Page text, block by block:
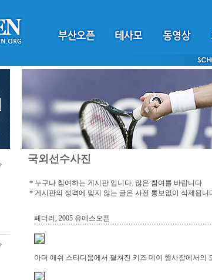
국외선수사진
＊누구나 참여하는 게시판 입니다. 많은 참여를 바랍니다
＊게시판의 성격에 맞지 않는 글은 사전 통보없이 삭제됩니
페더러, 2005 유에스오픈
아더 애쉬 스타디움에서 펼쳐진 키즈 데이 행사장에서의